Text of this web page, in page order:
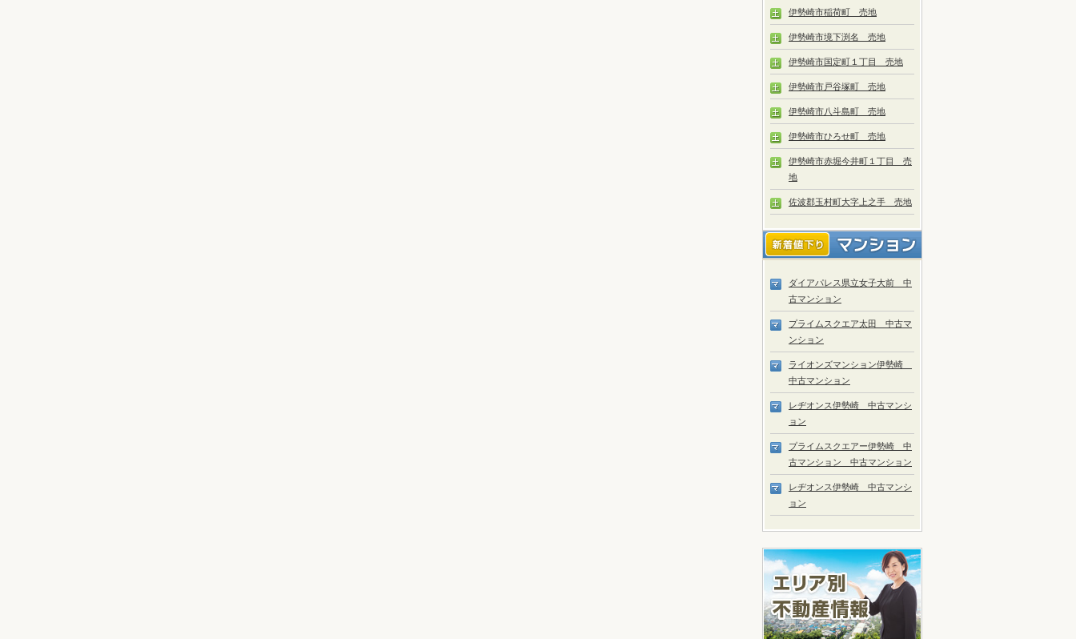
伊勢崎市稲荷町 売地
伊勢崎市境下渕名 売地
伊勢崎市国定町１丁目 売地
伊勢崎市戸谷塚町 売地
伊勢崎市八斗島町 売地
伊勢崎市ひろせ町 売地
伊勢崎市赤堀今井町１丁目 売
地
佐波郡玉村町大字上之手 売地
ダイアパレス県立女子大前 中
古マンション
プライムスクエア太田 中古マ
ンション
ライオンズマンション伊勢崎
中古マンション
レヂオンス伊勢崎 中古マンシ
ョン
プライムスクエアー伊勢崎 中
古マンション 中古マンション
レヂオンス伊勢崎 中古マンシ
ョン